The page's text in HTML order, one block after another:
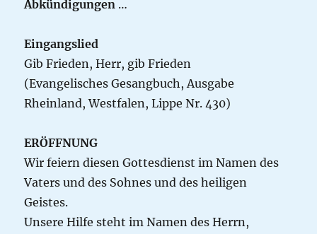
Abkündigungen …
Eingangslied
Gib Frieden, Herr, gib Frieden
(Evangelisches Gesangbuch, Ausgabe
Rheinland, Westfalen, Lippe Nr. 430)
ERÖFFNUNG
Wir feiern diesen Gottesdienst im Namen des
Vaters und des Sohnes und des heiligen
Geistes.
Unsere Hilfe steht im Namen des Herrn,